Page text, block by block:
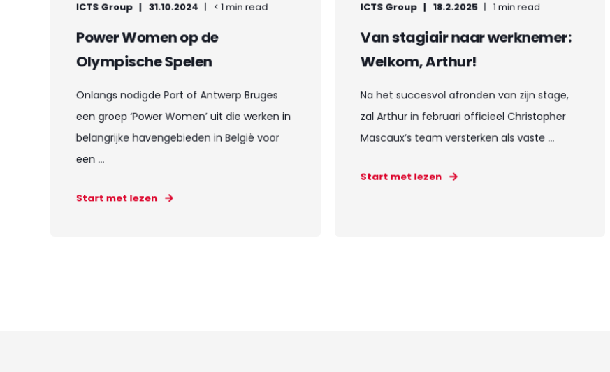
ICTS Group 31.10.2024 < 1 min read
Power Women op de
Olympische Spelen
Onlangs nodigde Port of Antwerp Bruges
een groep ‘Power Women’ uit die werken in
belangrijke havengebieden in België voor
een ...
Start met lezen
ICTS Group 18.2.2025 1 min read
Van stagiair naar werknemer:
Welkom, Arthur!
Na het succesvol afronden van zijn stage,
zal Arthur in februari officieel Christopher
Mascaux’s team versterken als vaste ...
Start met lezen